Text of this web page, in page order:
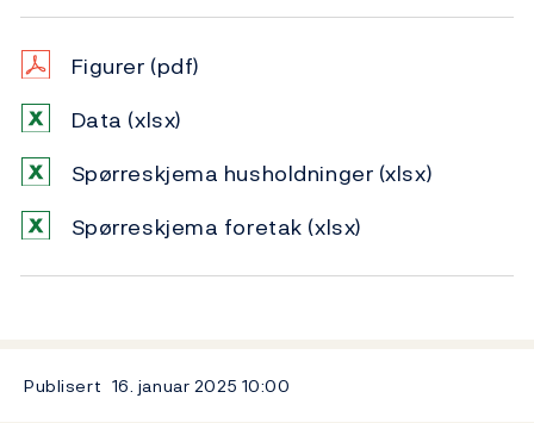
Figurer (pdf)
Data (xlsx)
Spørreskjema husholdninger (xlsx)
Spørreskjema foretak (xlsx)
Publisert 16. januar 2025 10:00